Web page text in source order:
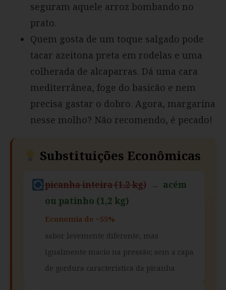
seguram aquele arroz bombando no
prato.
Quem gosta de um toque salgado pode
tacar azeitona preta em rodelas e uma
colherada de alcaparras. Dá uma cara
mediterrânea, foge do basicão e nem
precisa gastar o dobro. Agora, margarina
nesse molho? Não recomendo, é pecado!
Substituições Econômicas
picanha inteira (1,2 kg) → acém
ou patinho (1,2 kg)
Economia de ~55%
sabor levemente diferente, mas
igualmente macio na pressão; sem a capa
de gordura característica da picanha